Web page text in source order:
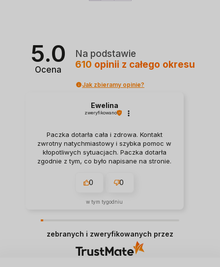
5.0
Ocena
Na podstawie
610 opinii z całego okresu
Jak zbieramy opinie?
Ewelina
zweryfikowano
Paczka dotarła cała i zdrowa. Kontakt
zwrotny natychmiastowy i szybka pomoc w
kłopotliwych sytuacjach. Paczka dotarła
zgodnie z tym, co było napisane na stronie.
0 0
w tym tygodniu
zebranych i zweryfikowanych przez